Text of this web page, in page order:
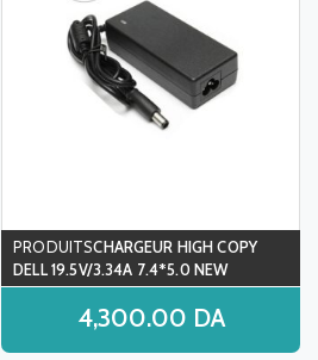
CHARGEUR HIGH COPY
DELL 19.5V/3.34A 7.4*5.0 NEW
4,300.00 DA